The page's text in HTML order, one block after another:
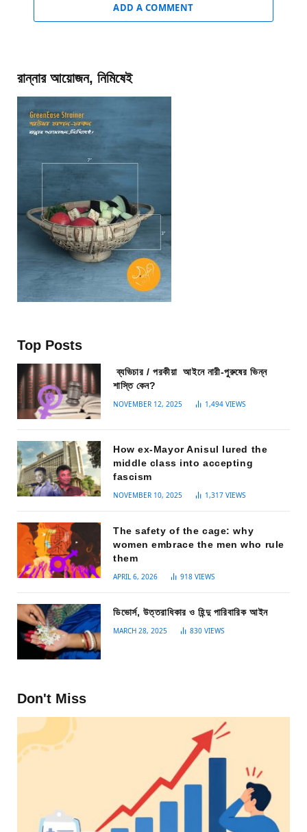
ADD A COMMENT
রান্নার আয়োজন, নিমিষেই
Top Posts
ব্যভিচার / পরকীয়া আইনে নারী-পুরুষের ভিন্ন
শাস্তি কেন?
NOVEMBER 12, 2025 1,494 VIEWS
How ex-Mayor Anisul lured the
middle class into accepting
fascism
NOVEMBER 10, 2025 1,317 VIEWS
The safety of the cage: why
women embrace the men who rule
them
APRIL 6, 2026 918 VIEWS
ডিভোর্স, উত্তরাধিকার ও হিন্দু পারিবারিক আইন
MARCH 28, 2025 830 VIEWS
Don't Miss